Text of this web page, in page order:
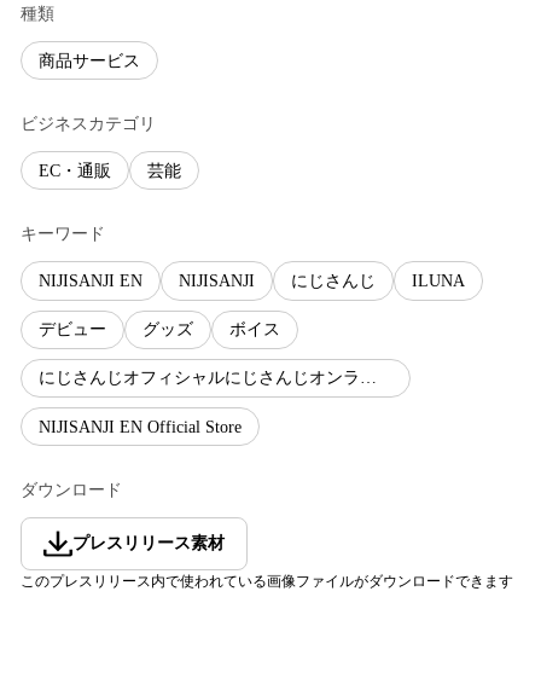
種類
商品サービス
ビジネスカテゴリ
EC・通販 芸能
キーワード
NIJISANJI EN NIJISANJI にじさんじ ILUNA
デビュー グッズ ボイス
にじさんじオフィシャルにじさんじオンラインポップアップストア
NIJISANJI EN Official Store
ダウンロード
プレスリリース素材
このプレスリリース内で使われている画像ファイルがダウンロードできます